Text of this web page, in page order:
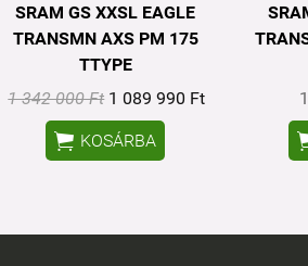
SRAM GS XXSL EAGLE
TRANSMN AXS PM 175
TTYPE
1 342 000 Ft 1 089 990 Ft
 KOSÁRBA